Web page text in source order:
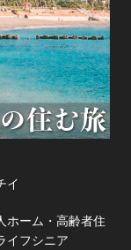
イ
ホーム・高齢者住
イフシニア